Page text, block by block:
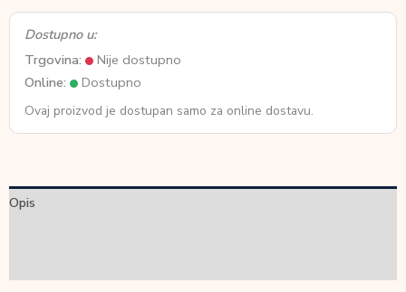
Dostupno u:
Trgovina:
Nije dostupno
Online:
Dostupno
Ovaj proizvod je dostupan samo za online dostavu.
Opis